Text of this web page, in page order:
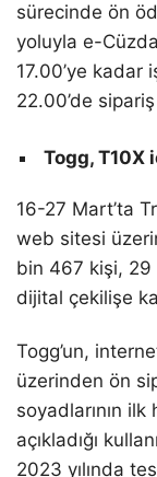
sürecinde ön
yoluyla e-
17.00’ye kadar
22.00’de
Togg, T10X
16-27 Mart’ta
web sitesi
bin 467 kişi, 29
dijital çekilişe
Togg’un,
üzerinden ön
soyadlarının
açıkladığı
2023 yılında